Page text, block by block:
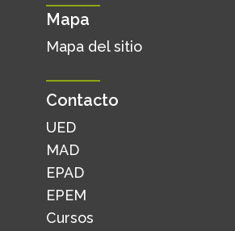
Mapa
Mapa del sitio
Contacto
UED
MAD
EPAD
EPEM
Cursos